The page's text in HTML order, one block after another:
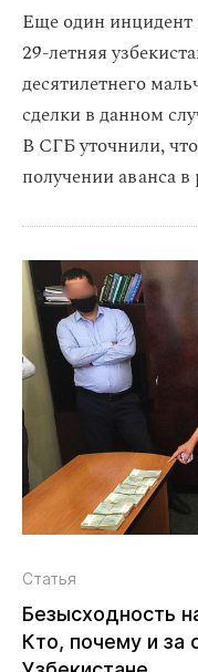
Еще один
29-летняя
десятилетнего
сделки в данном
В СГБ уточнили,
получении аванса
Статья
Безысходность
Кто, почему и за